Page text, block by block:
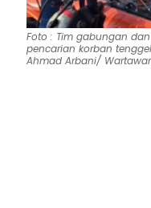
Foto : Tim gabungan
pencarian korban
Ahmad Arbani/